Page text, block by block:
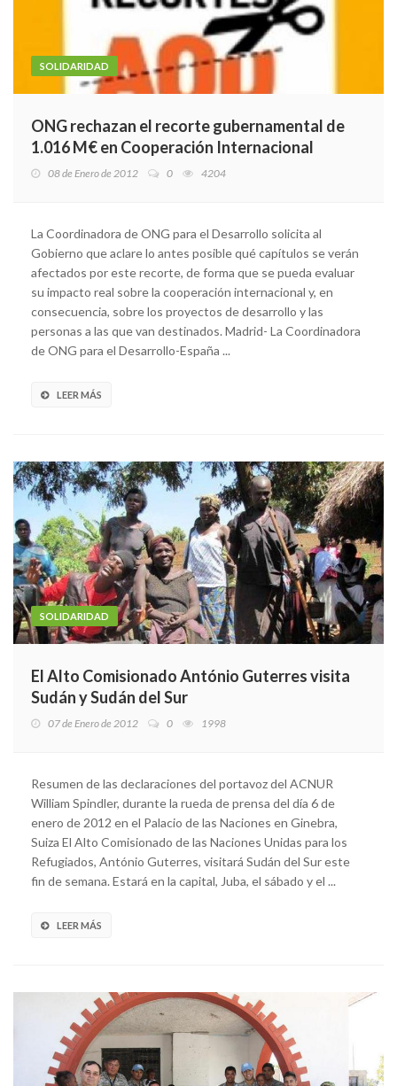
SOLIDARIDAD
ONG rechazan el recorte gubernamental de
1.016 M€ en Cooperación Internacional
08 de Enero de 2012 0 4204
La Coordinadora de ONG para el Desarrollo solicita al
Gobierno que aclare lo antes posible qué capítulos se verán
afectados por este recorte, de forma que se pueda evaluar
su impacto real sobre la cooperación internacional y, en
consecuencia, sobre los proyectos de desarrollo y las
personas a las que van destinados. Madrid- La Coordinadora
de ONG para el Desarrollo-España ...
LEER MÁS
SOLIDARIDAD
El Alto Comisionado António Guterres visita
Sudán y Sudán del Sur
07 de Enero de 2012 0 1998
Resumen de las declaraciones del portavoz del ACNUR
William Spindler, durante la rueda de prensa del día 6 de
enero de 2012 en el Palacio de las Naciones en Ginebra,
Suiza El Alto Comisionado de las Naciones Unidas para los
Refugiados, António Guterres, visitará Sudán del Sur este
fin de semana. Estará en la capital, Juba, el sábado y el ...
LEER MÁS